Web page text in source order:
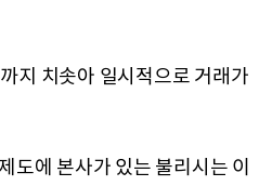
지 치솟아 일시적으로 거래가
도에 본사가 있는 불리시는 이